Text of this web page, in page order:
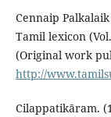
Cennaip
Tamil lexicon
(Original work
http://
Cilappatikāram.